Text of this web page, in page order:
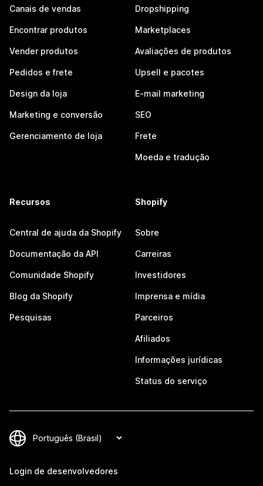
Canais de vendas
Encontrar produtos
Vender produtos
Pedidos e frete
Design da loja
Marketing e conversão
Gerenciamento de loja
Dropshipping
Marketplaces
Avaliações de produtos
Upsell e pacotes
E-mail marketing
SEO
Frete
Moeda e tradução
Recursos
Central de ajuda da Shopify
Documentação da API
Comunidade Shopify
Blog da Shopify
Pesquisas
Shopify
Sobre
Carreiras
Investidores
Imprensa e mídia
Parceiros
Afiliados
Informações jurídicas
Status do serviço
Login de desenvolvedores